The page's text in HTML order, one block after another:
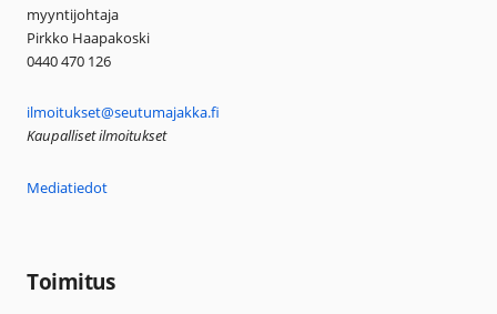
myyntijohtaja
Pirkko Haapakoski
0440 470 126
ilmoitukset@seutumajakka.fi
Kaupalliset ilmoitukset
Mediatiedot
Toimitus